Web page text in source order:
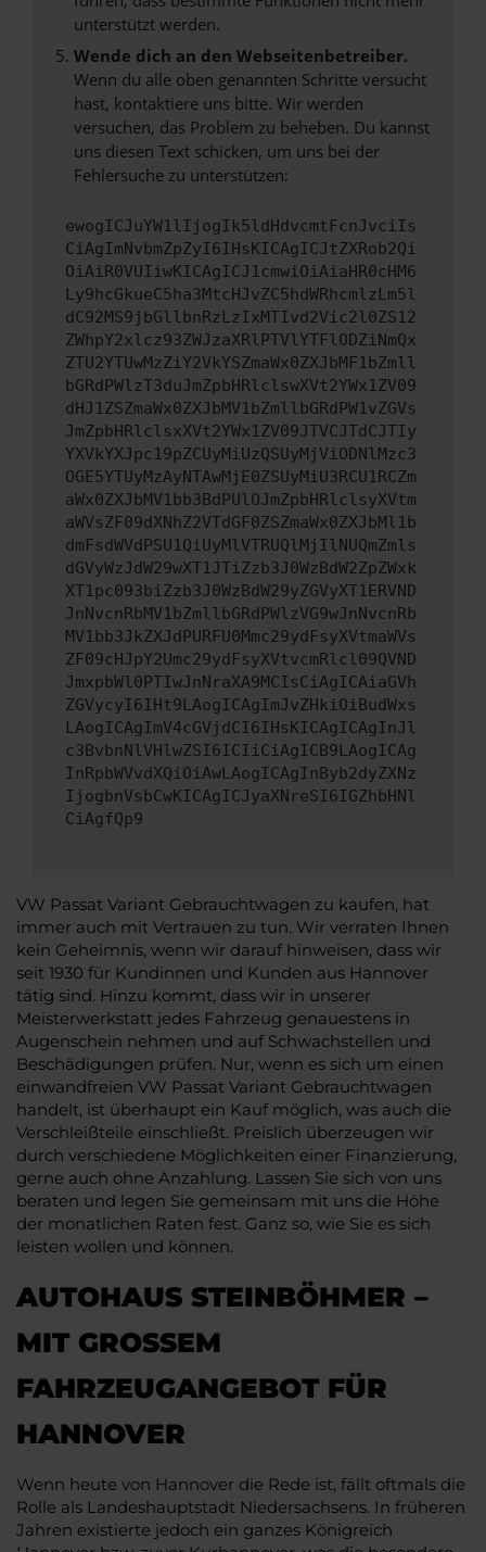
unterstützt werden.
Wende dich an den Webseitenbetreiber.
Wenn du alle oben genannten Schritte versucht
hast, kontaktiere uns bitte. Wir werden
versuchen, das Problem zu beheben. Du kannst
uns diesen Text schicken, um uns bei der
Fehlersuche zu unterstützen:
ewogICJuYW1lIjogIk5ldHdvcmtFcnJvciIs
CiAgImNvbmZpZyI6IHsKICAgICJtZXRob2Qi
OiAiR0VUIiwKICAgICJ1cmwiOiAiaHR0cHM6
Ly9hcGkueC5ha3MtcHJvZC5hdWRhcmlzLm5l
dC92MS9jbGllbnRzLzIxMTIvd2Vic2l0ZS12
ZWhpY2xlcz93ZWJzaXRlPTVlYTFlODZiNmQx
ZTU2YTUwMzZiY2VkYSZmaWx0ZXJbMF1bZmll
bGRdPWlzT3duJmZpbHRlclswXVt2YWx1ZV09
dHJ1ZSZmaWx0ZXJbMV1bZmllbGRdPW1vZGVs
JmZpbHRlclsxXVt2YWx1ZV09JTVCJTdCJTIy
YXVkYXJpc19pZCUyMiUzQSUyMjViODNlMzc3
OGE5YTUyMzAyNTAwMjE0ZSUyMiU3RCU1RCZm
aWx0ZXJbMV1bb3BdPUlOJmZpbHRlclsyXVtm
aWVsZF09dXNhZ2VTdGF0ZSZmaWx0ZXJbMl1b
dmFsdWVdPSU1QiUyMlVTRUQlMjIlNUQmZmls
dGVyWzJdW29wXT1JTiZzb3J0WzBdW2ZpZWxk
XT1pc093biZzb3J0WzBdW29yZGVyXT1ERVND
JnNvcnRbMV1bZmllbGRdPWlzVG9wJnNvcnRb
MV1bb3JkZXJdPURFU0Mmc29ydFsyXVtmaWVs
ZF09cHJpY2Umc29ydFsyXVtvcmRlcl09QVND
JmxpbWl0PTIwJnNraXA9MCIsCiAgICAiaGVh
ZGVycyI6IHt9LAogICAgImJvZHkiOiBudWxs
LAogICAgImV4cGVjdCI6IHsKICAgICAgInJl
c3BvbnNlVHlwZSI6ICIiCiAgICB9LAogICAg
InRpbWVvdXQiOiAwLAogICAgInByb2dyZXNz
IjogbnVsbCwKICAgICJyaXNreSI6IGZhbHNl
CiAgfQp9
VW Passat Variant Gebrauchtwagen zu kaufen, hat
immer auch mit Vertrauen zu tun. Wir verraten Ihnen
kein Geheimnis, wenn wir darauf hinweisen, dass wir
seit 1930 für Kundinnen und Kunden aus Hannover
tätig sind. Hinzu kommt, dass wir in unserer
Meisterwerkstatt jedes Fahrzeug genauestens in
Augenschein nehmen und auf Schwachstellen und
Beschädigungen prüfen. Nur, wenn es sich um einen
einwandfreien VW Passat Variant Gebrauchtwagen
handelt, ist überhaupt ein Kauf möglich, was auch die
Verschleißteile einschließt. Preislich überzeugen wir
durch verschiedene Möglichkeiten einer Finanzierung,
gerne auch ohne Anzahlung. Lassen Sie sich von uns
beraten und legen Sie gemeinsam mit uns die Höhe
der monatlichen Raten fest. Ganz so, wie Sie es sich
leisten wollen und können.
AUTOHAUS STEINBÖHMER –
MIT GROSSEM F
AHRZEUGANGEBOT FÜR H
ANNOVER
Wenn heute von Hannover die Rede ist, fällt oftmals die
Rolle als Landeshauptstadt Niedersachsens. In früheren
Jahren existierte jedoch ein ganzes Königreich